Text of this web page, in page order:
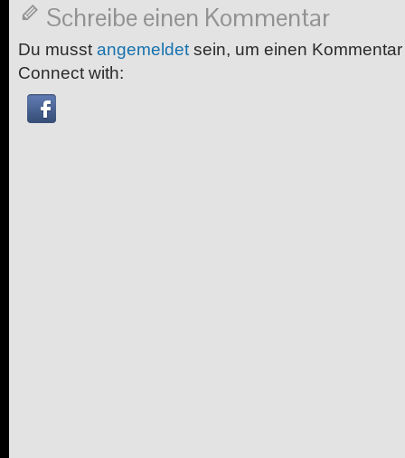
Schreibe einen Kommentar
Du musst angemeldet sein, um einen
Connect with: